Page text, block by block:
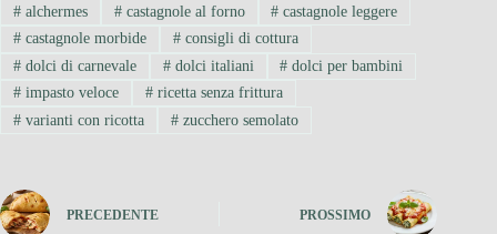
#alchermes #castagnole al forno # castagnole leggere
#castagnole morbide #consigli di cottura
#dolci di carnevale #dolci italiani # dolci per bambini
#impasto veloce #ricetta senza frittura
#varianti con ricotta #zucchero semolato
PRECEDENTE PROSSIMO